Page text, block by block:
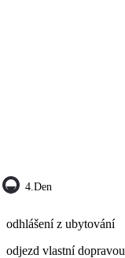
4.den
odhlášení z ubytování
odjezd vlastní dopravou